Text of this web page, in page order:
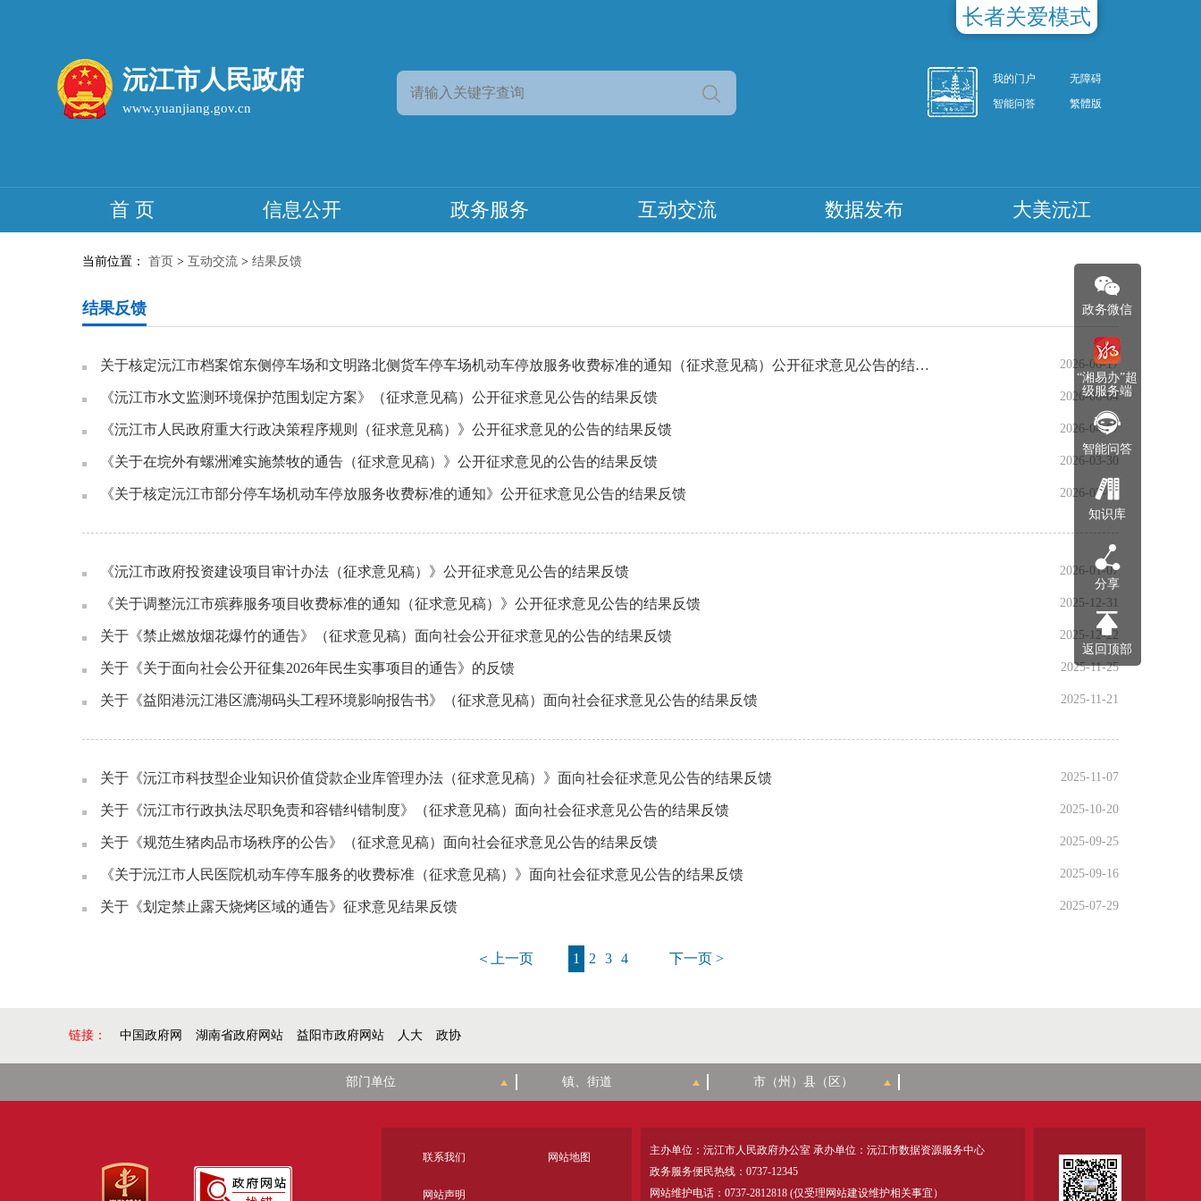
沅江市人民政府 我的门户
无障碍
智能问答
繁體版
首 页 信息公开 政务服务 互动交流 数据发布 大美沅江
当前位置： 首页 > 互动交流 > 结果反馈
结果反馈
关于核定沅江市档案馆东侧停车场和文明路北侧货车停车场机动车停放服务收费标准的通知（征求意见稿）公开征求意见公告的结果反馈 2026-06-17
《沅江市水文监测环境保护范围划定方案》（征求意见稿）公开征求意见公告的结果反馈 2026-06-04
《沅江市人民政府重大行政决策程序规则（征求意见稿）》公开征求意见的公告的结果反馈 2026-04-07
《关于在垸外有螺洲滩实施禁牧的通告（征求意见稿）》公开征求意见的公告的结果反馈 2026-03-30
《关于核定沅江市部分停车场机动车停放服务收费标准的通知》公开征求意见公告的结果反馈 2026-02-04
《沅江市政府投资建设项目审计办法（征求意见稿）》公开征求意见公告的结果反馈 2026-01-07
《关于调整沅江市殡葬服务项目收费标准的通知（征求意见稿）》公开征求意见公告的结果反馈 2025-12-31
关于《禁止燃放烟花爆竹的通告》（征求意见稿）面向社会公开征求意见的公告的结果反馈 2025-12-22
关于《关于面向社会公开征集2026年民生实事项目的通告》的反馈 2025-11-25
关于《益阳港沅江港区漉湖码头工程环境影响报告书》（征求意见稿）面向社会征求意见公告的结果反馈 2025-11-21
关于《沅江市科技型企业知识价值贷款企业库管理办法（征求意见稿）》面向社会征求意见公告的结果反馈 2025-11-07
关于《沅江市行政执法尽职免责和容错纠错制度》（征求意见稿）面向社会征求意见公告的结果反馈 2025-10-20
关于《规范生猪肉品市场秩序的公告》（征求意见稿）面向社会征求意见公告的结果反馈 2025-09-25
《关于沅江市人民医院机动车停车服务的收费标准（征求意见稿）》面向社会征求意见公告的结果反馈 2025-09-16
关于《划定禁止露天烧烤区域的通告》征求意见结果反馈 2025-07-29
＜上一页 1 2 3 4 下一页 >
链接： 中国政府网 湖南省政府网站 益阳市政府网站 人大 政协
主办单位：沅江市人民政府办公室 承办单位：沅江市数据资源服务中心
政务服务便民热线：0737-12345
网站维护电话：0737-2812818 (仅受理网站建设维护相关事宜）
联系我们 网站地图
网站声明
政务微信
“湘易办”超
级服务端
智能问答
知识库
分享
返回顶部
长者关爱模式